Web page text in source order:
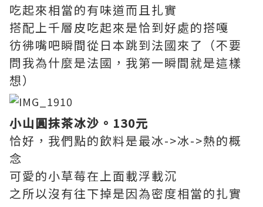
吃起來相當的有味道而且扎實
搭配上千層皮吃起來是恰到好處的搭嘎
彷彿嘴吧瞬間從日本跳到法國來了（不要
問我為什麼是法國，我第一瞬間就是這樣
想）
小山圓抹茶冰沙。130元
恰好，我們點的飲料是最冰->冰->熱的概
念
可愛的小草莓在上面載浮載沉
之所以沒有往下掉是因為密度相當的扎實